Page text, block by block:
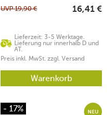
Lieferzeit: 3-5 Werktage.
Lieferung nur innerhalb D und
AT.
UVP19,90 € 16,41 €
Preis inkl. MwSt. zzgl. Versand
Warenkorb
- 17% NEU